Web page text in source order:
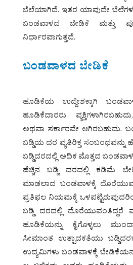
ಬೆಲೆಯಾಗಿದೆ. ಇತರ ಯಾವುದೇ
ಬಂಡವಾಳದ ಬೇಡಿಕೆ ಮತ್ತು
ನಿರ್ಧಾರವಾಗುತ್ತದೆ.
ಬಂಡವಾಳದ ಬೇಡಿಕೆ
ಹೂಡಿಕೆಯ ಉದ್ದೇಶಕ್ಕಾಗಿ
ಹೂಡಿಕೆದಾರರು
ಅಥವಾ ಸರ್ಕಾರವೇ ಆಗಿರಬಹುದು.
ಬಡ್ಡಿಯ ದರ ವ್ಯತಿರಿಕ್ತ
ಬಡ್ಡಿದರದಲ್ಲಿ ಅಧಿಕ ಮೊತ್ತದ
ಹೆಚ್ಚಿನ ಬಡ್ಡಿ ದರದಲ್ಲಿ ಕಡಿಮೆ
ಮಾಡಲಾದ ಬಂಡವಾಳಕ್ಕೆ
ಪ್ರತಿಫಲ ನಿಯಮಕ್ಕೆ
ಬಡ್ಡಿ ದರದಲ್ಲಿ ದೊರೆಯುವಂತಿದ್ದರೆ
ಹೂಡಿಕೆಯನ್ನು ಕೈಗೊಳ್ಳಲು
ಸೀಮಾಂತ ಉತ್ಪಾದಕತೆಯು
ಉದ್ಯಮಿಗಳು ಬಂಡವಾಳಕ್ಕೆ